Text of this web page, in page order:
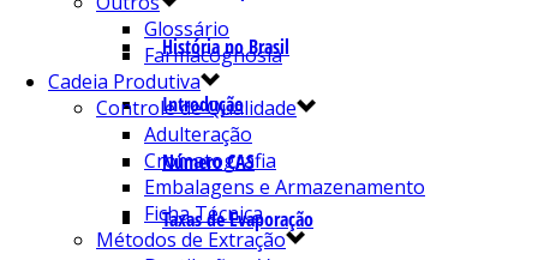
História no Brasil
Introdução
Número CAS
Taxas de Evaporação
Glossário
Farmacognosia
Cadeia Produtiva
Controle de Qualidade
Adulteração
Cromatografia
Embalagens e Armazenamento
Ficha Técnica
Métodos de Extração